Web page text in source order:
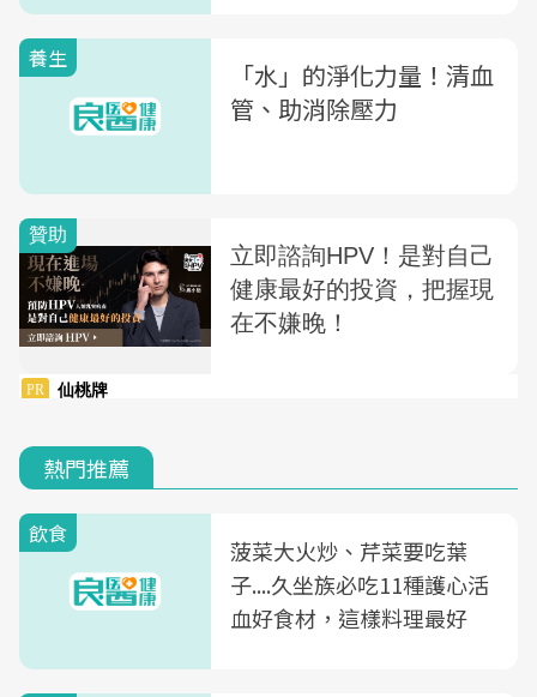
養生
「水」的淨化力量！清血
管、助消除壓力
熱門推薦
飲食
菠菜大火炒、芹菜要吃葉
子....久坐族必吃11種護心活
血好食材，這樣料理最好